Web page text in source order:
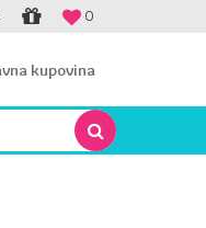
0
kupovina